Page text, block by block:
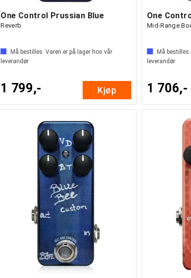
One Control Prussian Blue
Reverb
Må bestilles. Varen er på lager hos vår
leverandør
1 799,- Kjøp
One
Mid-Range
Må
leverandør
1 706,-